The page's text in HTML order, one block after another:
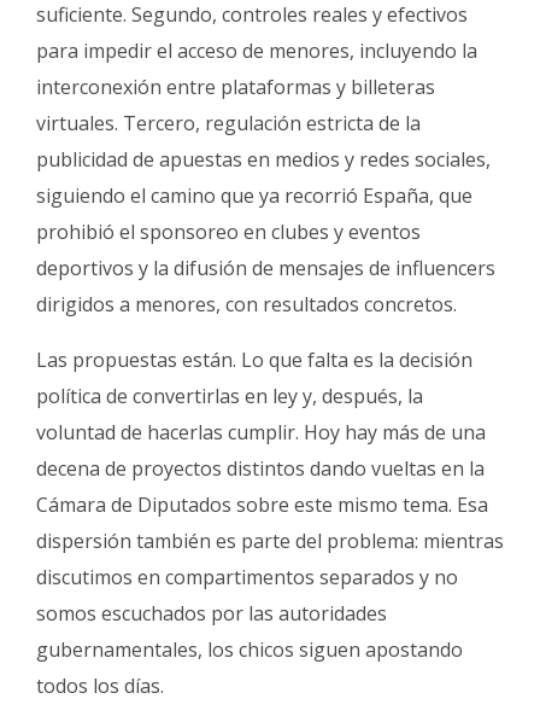
suficiente. Segundo, controles reales y efectivos
para impedir el acceso de menores, incluyendo la
interconexión entre plataformas y billeteras
virtuales. Tercero, regulación estricta de la
publicidad de apuestas en medios y redes sociales,
siguiendo el camino que ya recorrió España, que
prohibió el sponsoreo en clubes y eventos
deportivos y la difusión de mensajes de influencers
dirigidos a menores, con resultados concretos.
Las propuestas están. Lo que falta es la decisión
política de convertirlas en ley y, después, la
voluntad de hacerlas cumplir. Hoy hay más de una
decena de proyectos distintos dando vueltas en la
Cámara de Diputados sobre este mismo tema. Esa
dispersión también es parte del problema: mientras
discutimos en compartimentos separados y no
somos escuchados por las autoridades
gubernamentales, los chicos siguen apostando
todos los días.